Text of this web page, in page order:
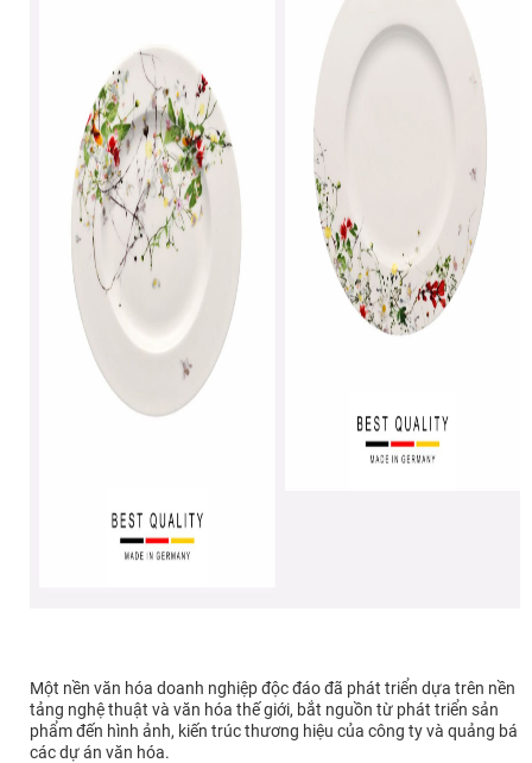
Một nền văn hóa doanh nghiệp độc đáo đã phát triển dựa trên nền
tảng nghệ thuật và văn hóa thế giới, bắt nguồn từ phát triển sản
phẩm đến hình ảnh, kiến trúc thương hiệu của công ty và quảng bá
các dự án văn hóa.